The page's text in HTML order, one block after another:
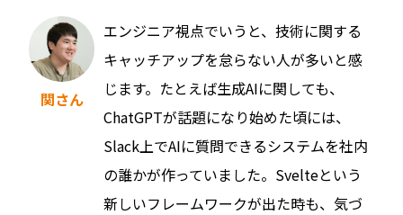
関さん
エンジニア視点でいうと、技術に関する
キャッチアップを怠らない人が多いと感
じます。たとえば生成AIに関しても、
ChatGPTが話題になり始めた頃には、
Slack上でAIに質問できるシステムを社内
の誰かが作っていました。Svelteという
新しいフレームワークが出た時も、気づ